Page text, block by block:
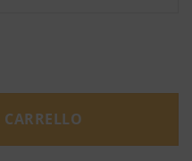
- EviDenS de